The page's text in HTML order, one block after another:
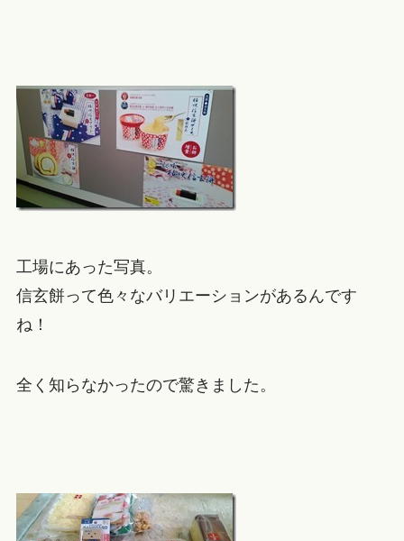
工場にあった写真。
信玄餅って色々なバリエーションがあるんです
ね！
全く知らなかったので驚きました。